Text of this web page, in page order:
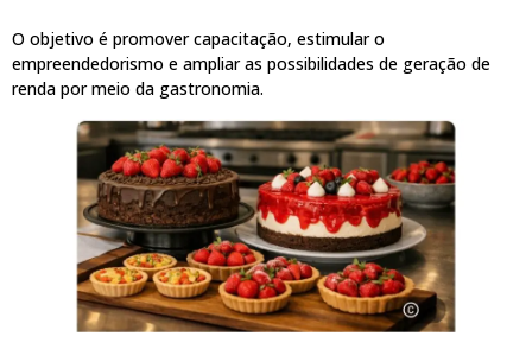
O objetivo é promover capacitação, estimular o
empreendedorismo e ampliar as possibilidades de geração de
renda por meio da gastronomia.